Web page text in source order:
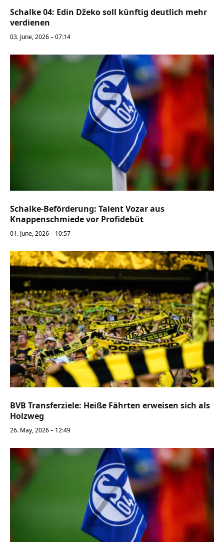
Schalke 04: Edin Džeko soll künftig deutlich mehr
verdienen
03. June, 2026 – 07:14
Schalke-Beförderung: Talent Vozar aus
Knappenschmiede vor Profidebüt
01. June, 2026 – 10:57
BVB Transferziele: Heiße Fährten erweisen sich als
Holzweg
26. May, 2026 – 12:49